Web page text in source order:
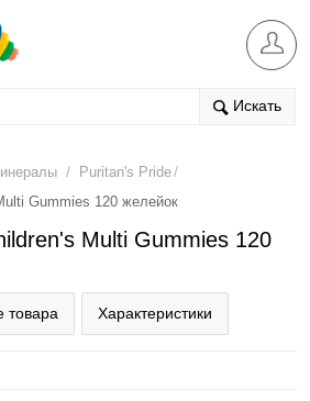
Искать
/ Puritan's Pride/
Gummies 120 желейок
Multi Gummies 120
товара Характеристики